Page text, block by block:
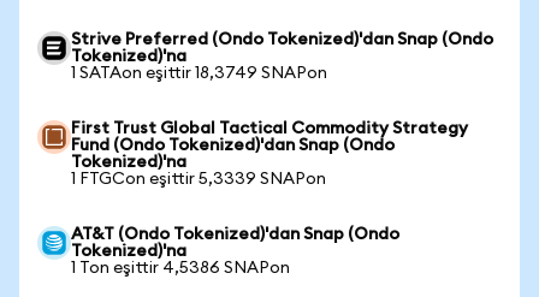
Strive Preferred (Ondo Tokenized)'dan Snap (Ondo
Tokenized)'na
1 SATAon eşittir 18,3749 SNAPon
First Trust Global Tactical Commodity Strategy
Fund (Ondo Tokenized)'dan Snap (Ondo
Tokenized)'na
1 FTGCon eşittir 5,3339 SNAPon
AT&T (Ondo Tokenized)'dan Snap (Ondo
Tokenized)'na
1 Ton eşittir 4,5386 SNAPon